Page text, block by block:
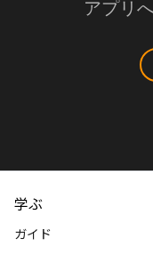
アプリ
学ぶ
ガイド